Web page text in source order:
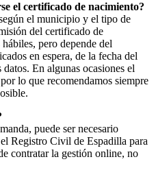
el certificado de nacimiento?
el municipio y el tipo de
del certificado de
pero depende del
en espera, de la fecha del
En algunas ocasiones el
lo que recomendamos siempre
puede ser necesario
Registro Civil de Espadilla para
contratar la gestión online, no